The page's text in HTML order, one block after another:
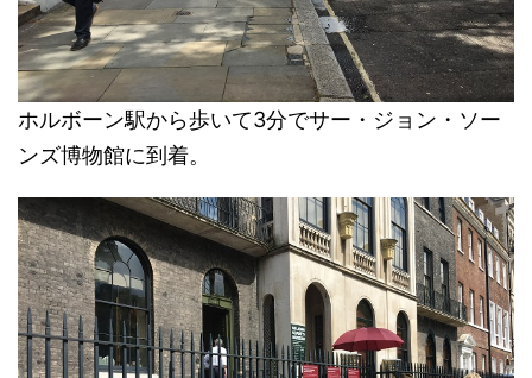
ホルボーン駅から歩いて3分でサー・ジョン・ソー
ンズ博物館に到着。